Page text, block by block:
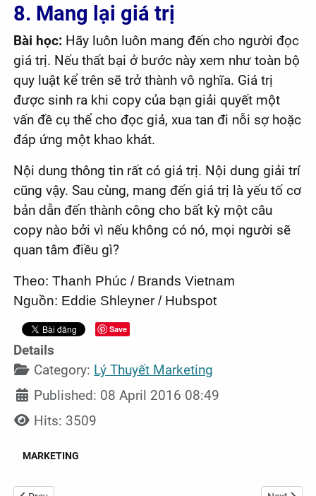
8. Mang lại giá trị
Bài học: Hãy luôn luôn mang đến cho người đọc
giá trị. Nếu thất bại ở bước này xem như toàn bộ
quy luật kể trên sẽ trở thành vô nghĩa. Giá trị
được sinh ra khi copy của bạn giải quyết một
vấn đề cụ thể cho đọc giả, xua tan đi nỗi sợ hoặc
đáp ứng một khao khát.
Nội dung thông tin rất có giá trị. Nội dung giải trí
cũng vậy. Sau cùng, mang đến giá trị là yếu tố cơ
bản dẫn đến thành công cho bất kỳ một câu
copy nào bởi vì nếu không có nó, mọi người sẽ
quan tâm điều gì?
Theo: Thanh Phúc / Brands Vietnam
Nguồn: Eddie Shleyner / Hubspot
Save
Details
Category: Lý Thuyết Marketing
Published: 08 April 2016 08:49
Hits: 3509
MARKETING